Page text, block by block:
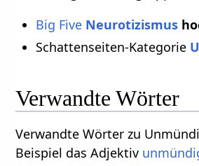
Big Five Neurotizismus
Schattenseiten-Kategorie
Verwandte Wörter
Verwandte Wörter zu
Beispiel das Adjektiv